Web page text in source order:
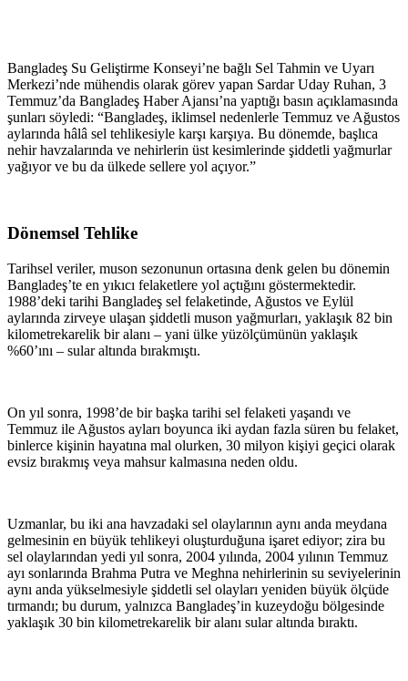
Bangladeş Su Geliştirme Konseyi’ne bağlı Sel Tahmin ve Uyarı
Merkezi’nde mühendis olarak görev yapan Sardar Uday Ruhan, 3
Temmuz’da Bangladeş Haber Ajansı’na yaptığı basın açıklamasında
şunları söyledi: “Bangladeş, iklimsel nedenlerle Temmuz ve Ağustos
aylarında hâlâ sel tehlikesiyle karşı karşıya. Bu dönemde, başlıca
nehir havzalarında ve nehirlerin üst kesimlerinde şiddetli yağmurlar
yağıyor ve bu da ülkede sellere yol açıyor.”
Dönemsel Tehlike
Tarihsel veriler, muson sezonunun ortasına denk gelen bu dönemin
Bangladeş’te en yıkıcı felaketlere yol açtığını göstermektedir.
1988’deki tarihi Bangladeş sel felaketinde, Ağustos ve Eylül
aylarında zirveye ulaşan şiddetli muson yağmurları, yaklaşık 82 bin
kilometrekarelik bir alanı – yani ülke yüzölçümünün yaklaşık
%60’ını – sular altında bırakmıştı.
On yıl sonra, 1998’de bir başka tarihi sel felaketi yaşandı ve
Temmuz ile Ağustos ayları boyunca iki aydan fazla süren bu felaket,
binlerce kişinin hayatına mal olurken, 30 milyon kişiyi geçici olarak
evsiz bırakmış veya mahsur kalmasına neden oldu.
Uzmanlar, bu iki ana havzadaki sel olaylarının aynı anda meydana
gelmesinin en büyük tehlikeyi oluşturduğuna işaret ediyor; zira bu
sel olaylarından yedi yıl sonra, 2004 yılında, 2004 yılının Temmuz
ayı sonlarında Brahma Putra ve Meghna nehirlerinin su seviyelerinin
aynı anda yükselmesiyle şiddetli sel olayları yeniden büyük ölçüde
tırmandı; bu durum, yalnızca Bangladeş’in kuzeydoğu bölgesinde
yaklaşık 30 bin kilometrekarelik bir alanı sular altında bıraktı.